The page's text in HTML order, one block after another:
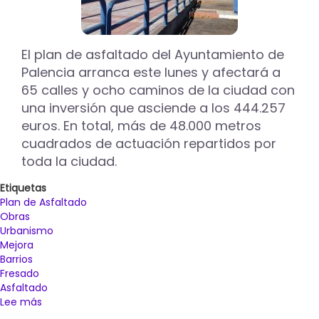
El plan de asfaltado del Ayuntamiento de
Palencia arranca este lunes y afectará a
65 calles y ocho caminos de la ciudad con
una inversión que asciende a los 444.257
euros. En total, más de 48.000 metros
cuadrados de actuación repartidos por
toda la ciudad.
Etiquetas
Plan de Asfaltado
Obras
Urbanismo
Mejora
Barrios
Fresado
Asfaltado
Lee más